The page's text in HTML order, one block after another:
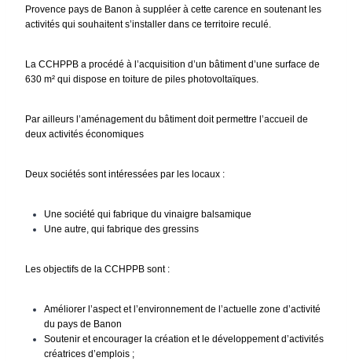
Provence pays de Banon à suppléer à cette carence en soutenant les
activités qui souhaitent s’installer dans ce territoire reculé.
La CCHPPB a procédé à l’acquisition d’un bâtiment d’une surface de
630 m² qui dispose en toiture de piles photovoltaïques.
Par ailleurs l’aménagement du bâtiment doit permettre l’accueil de
deux activités économiques
Deux sociétés sont intéressées par les locaux :
Une société qui fabrique du vinaigre balsamique
Une autre, qui fabrique des gressins
Les objectifs de la CCHPPB sont :
Améliorer l’aspect et l’environnement de l’actuelle zone d’activité
du pays de Banon
Soutenir et encourager la création et le développement d’activités
créatrices d’emplois ;